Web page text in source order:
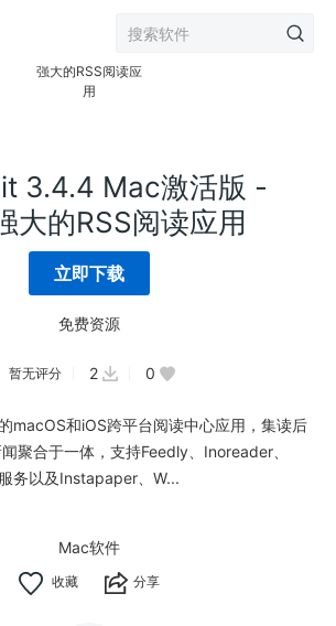
3.4.4 Mac激活版 -
大的RSS阅读应用
立即下载
免费资源
暂无评分 2 0
macOS和iOS跨平台阅读中心应用，集读后
聚合于一体，支持Feedly、Inoreader、
务以及Instapaper、W...
Mac软件
分享